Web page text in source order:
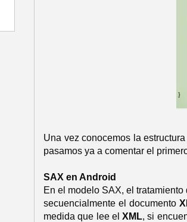
Una vez conocemos la
pasamos ya a comentar el
SAX en Android
En el modelo SAX, el tratamiento
secuencialmente el documento
medida que lee el XML, si